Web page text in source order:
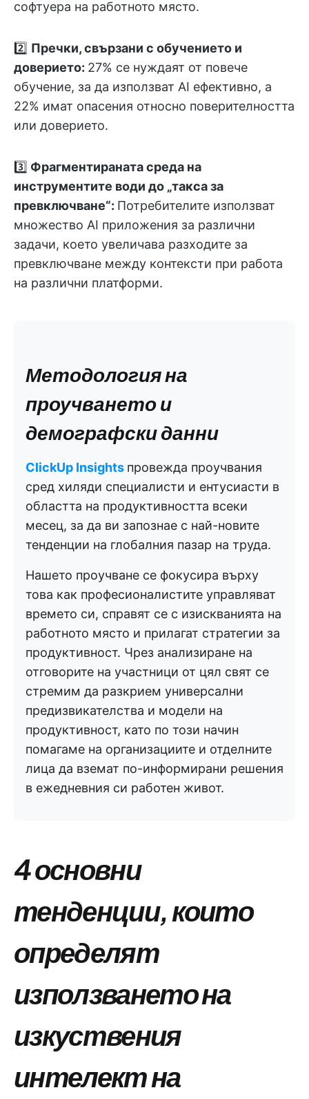
софтуера на работното място.
2️⃣ Пречки, свързани с обучението и
доверието: 27% се нуждаят от повече
обучение, за да използват AI ефективно, а
22% имат опасения относно поверителността
или доверието.
3️⃣ Фрагментираната среда на
инструментите води до „такса за
превключване“: Потребителите използват
множество AI приложения за различни
задачи, което увеличава разходите за
превключване между контексти при работа
на различни платформи.
Методология на
проучването и
демографски данни
ClickUp Insights провежда проучвания
сред хиляди специалисти и ентусиасти в
областта на продуктивността всеки
месец, за да ви запознае с най-новите
тенденции на глобалния пазар на труда.
Нашето проучване се фокусира върху
това как професионалистите управляват
времето си, справят се с изискванията на
работното място и прилагат стратегии за
продуктивност. Чрез анализиране на
отговорите на участници от цял свят се
стремим да разкрием универсални
предизвикателства и модели на
продуктивност, като по този начин
помагаме на организациите и отделните
лица да вземат по-информирани решения
в ежедневния си работен живот.
4 основни
тенденции, които
определят
използването на
изкуствения
интелект на